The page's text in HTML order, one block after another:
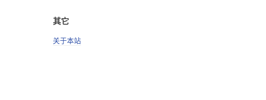
其它
关于本站